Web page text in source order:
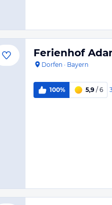
Ferienhof
Dorfen · Bayern
100% 5,9 / 6